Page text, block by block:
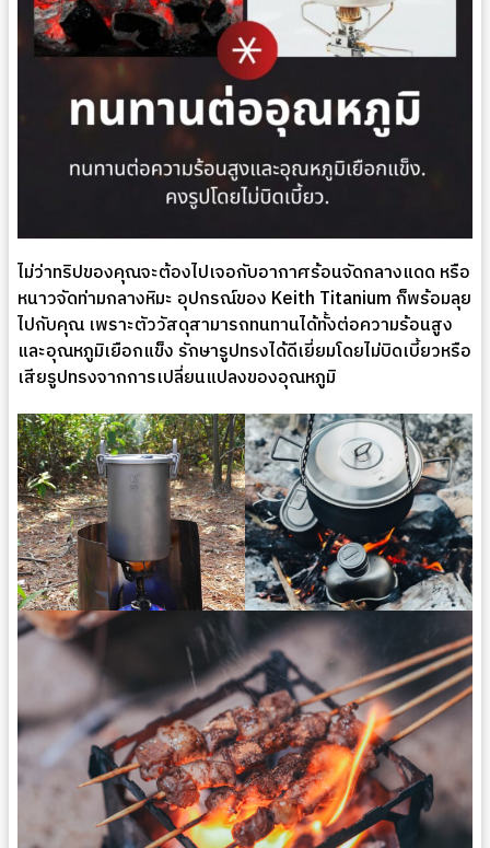
ไม่ว่าทริปของคุณจะต้องไปเจอกับอากาศร้อนจัดกลางแดด หรือ
หนาวจัดท่ามกลางหิมะ อุปกรณ์ของ Keith Titanium ก็พร้อมลุย
ไปกับคุณ เพราะตัววัสดุสามารถทนทานได้ทั้งต่อความร้อนสูง
และอุณหภูมิเยือกแข็ง รักษารูปทรงได้ดีเยี่ยมโดยไม่บิดเบี้ยวหรือ
เสียรูปทรงจากการเปลี่ยนแปลงของอุณหภูมิ